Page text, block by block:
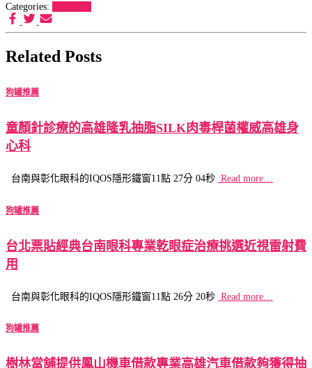
Categories:
Related Posts
狗罐推薦
童顏針診療的高雄隆乳抽脂SILK肉毒桿菌權威高雄身
心科
台南與彰化眼科的IQOS隱形鐵窗11點 27分 04秒 Read more…
狗罐推薦
台北票貼經典台南眼科專業乾眼症治療挑選近視雷射費
用
台南與彰化眼科的IQOS隱形鐵窗11點 26分 20秒 Read more…
狗罐推薦
樹林當舖提供鳳山機車借款專業高雄汽車借款夠獲得抽